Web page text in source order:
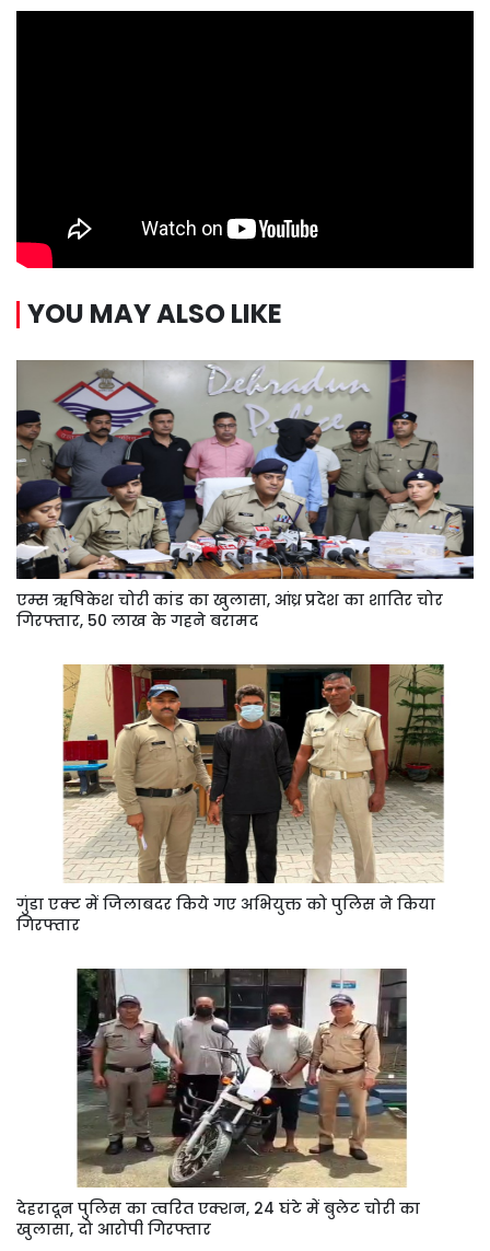
YOU MAY ALSO LIKE
एम्स ऋषिकेश चोरी कांड का खुलासा, आंध्र प्रदेश का शातिर चोर
गिरफ्तार, 50 लाख के गहने बरामद
गुंडा एक्ट में जिलाबदर किये गए अभियुक्त को पुलिस ने किया
गिरफ्तार
देहरादून पुलिस का त्वरित एक्शन, 24 घंटे में बुलेट चोरी का
खुलासा, दो आरोपी गिरफ्तार